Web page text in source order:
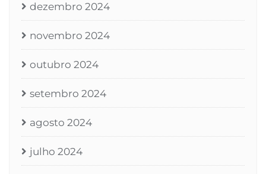
dezembro 2024
novembro 2024
outubro 2024
setembro 2024
agosto 2024
julho 2024